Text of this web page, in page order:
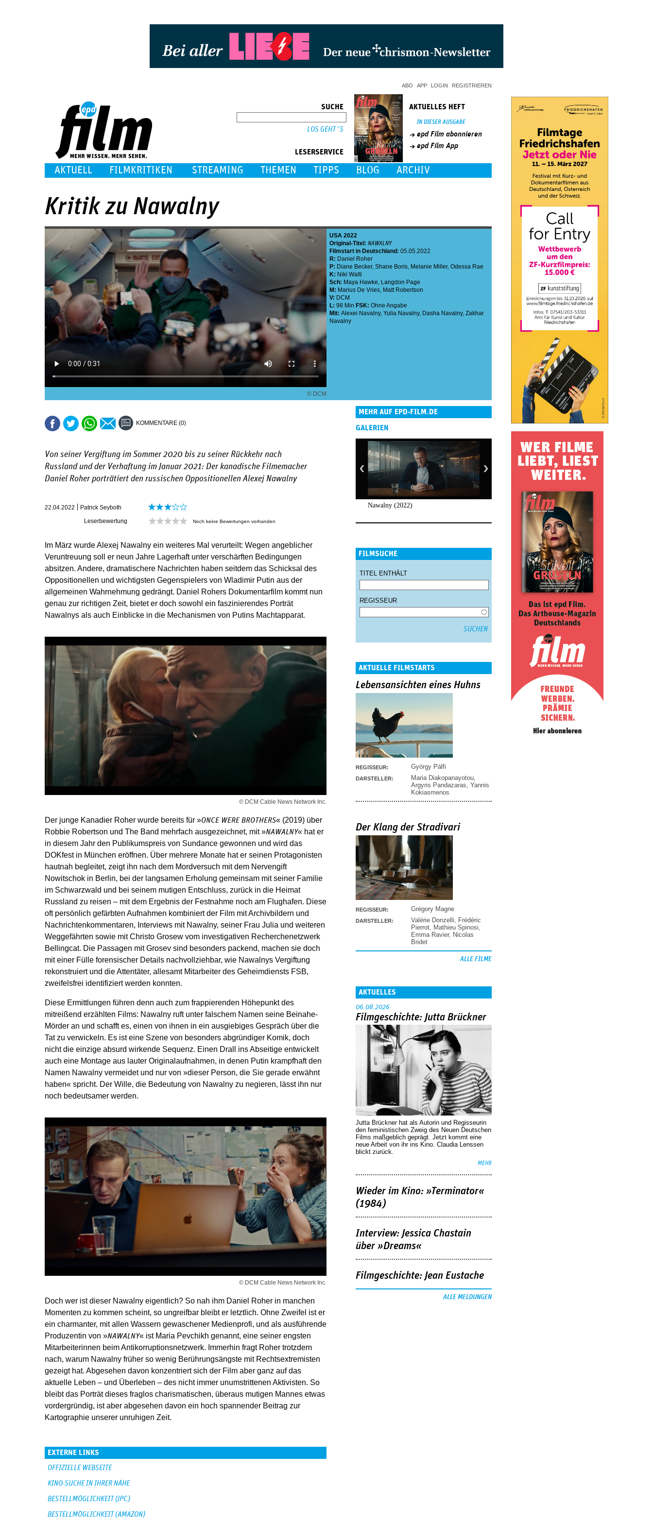
ABO APP LOGIN REGISTRIEREN
SUCHE
LESERSERVICE
AKTUELLES HEFT
IN DIESER AUSGABE
epd Film abonnieren
epd Film App
AKTUELL FILMKRITIKEN STREAMING THEMEN TIPPS BLOG ARCHIV
Kritik zu Nawalny
© DCM
USA 2022
Original-Titel: NAWALNY
Filmstart in Deutschland: 05.05.2022
R: Daniel Roher
P: Diane Becker, Shane Boris, Melanie Miller, Odessa Rae
K: Niki Walti
Sch: Maya Hawke, Langdon Page
M: Marius De Vries, Matt Robertson
V: DCM
L: 98 Min FSK: Ohne Angabe
Mit: Alexei Navalny, Yulia Navalny, Dasha Navalny, Zakhar
Navalny
KOMMENTARE (0)
Von seiner Vergiftung im Sommer 2020 bis zu seiner Rückkehr nach
Russland und der Verhaftung im Januar 2021: Der kanadische Filmemacher
Daniel Roher porträtiert den russischen Oppositionellen Alexej Nawalny
22.04.2022
Patrick Seyboth
Leserbewertung
Noch keine Bewertungen vorhanden
Im März wurde Alexej Nawalny ein weiteres Mal verurteilt: Wegen angeblicher
Veruntreuung soll er neun Jahre Lagerhaft unter verschärften Bedingungen
absitzen. Andere, dramatischere Nachrichten haben seitdem das Schicksal des
Oppositionellen und wichtigsten Gegenspielers von Wladimir Putin aus der
allgemeinen Wahrnehmung gedrängt. Daniel Rohers Dokumentarfilm kommt nun
genau zur richtigen Zeit, bietet er doch sowohl ein faszinierendes Porträt
Nawalnys als auch Einblicke in die Mechanismen von Putins Machtapparat.
© DCM Cable News Network Inc.
Der junge Kanadier Roher wurde bereits für »ONCE WERE BROTHERS« (2019) über
Robbie Robertson und The Band mehrfach ausgezeichnet, mit »NAWALNY« hat er
in diesem Jahr den Publikumspreis von Sundance gewonnen und wird das
DOKfest in München eröffnen. Über mehrere Monate hat er seinen Protagonisten
hautnah begleitet, zeigt ihn nach dem Mordversuch mit dem Nervengift
Nowitschok in Berlin, bei der langsamen Erholung gemeinsam mit seiner Familie
im Schwarzwald und bei seinem mutigen Entschluss, zurück in die Heimat
Russland zu reisen – mit dem Ergebnis der Festnahme noch am Flughafen. Diese
oft persönlich gefärbten Aufnahmen kombiniert der Film mit Archivbildern und
Nachrichtenkommentaren, Interviews mit Nawalny, seiner Frau Julia und weiteren
Weggefährten sowie mit Christo Grosew vom investigativen Recherchenetzwerk
Bellingcat. Die Passagen mit Grosev sind besonders packend, machen sie doch
mit einer Fülle forensischer Details nachvollziehbar, wie Nawalnys Vergiftung
rekonstruiert und die Attentäter, allesamt Mitarbeiter des Geheimdiensts FSB,
zweifelsfrei identifiziert werden konnten.
Diese Ermittlungen führen denn auch zum frappierenden Höhepunkt des
mitreißend erzählten Films: Nawalny ruft unter falschem Namen seine Beinahe-
Mörder an und schafft es, einen von ihnen in ein ausgiebiges Gespräch über die
Tat zu verwickeln. Es ist eine Szene von besonders abgründiger Komik, doch
nicht die einzige absurd wirkende Sequenz. Einen Drall ins Abseitige entwickelt
auch eine Montage aus lauter Originalaufnahmen, in denen Putin krampfhaft den
Namen Nawalny vermeidet und nur von »dieser Person, die Sie gerade erwähnt
haben« spricht. Der Wille, die Bedeutung von Nawalny zu negieren, lässt ihn nur
noch bedeutsamer werden.
© DCM Cable News Network Inc.
Doch wer ist dieser Nawalny eigentlich? So nah ihm Daniel Roher in manchen
Momenten zu kommen scheint, so ungreifbar bleibt er letztlich. Ohne Zweifel ist er
ein charmanter, mit allen Wassern gewaschener Medienprofi, und als ausführende
Produzentin von »NAWALNY« ist Maria Pevchikh genannt, eine seiner engsten
Mitarbeiterinnen beim Antikorruptionsnetzwerk. Immerhin fragt Roher trotzdem
nach, warum Nawalny früher so wenig Berührungsängste mit Rechtsextremisten
gezeigt hat. Abgesehen davon konzentriert sich der Film aber ganz auf das
aktuelle Leben – und Überleben – des nicht immer unumstrittenen Aktivisten. So
bleibt das Porträt dieses fraglos charismatischen, überaus mutigen Mannes etwas
vordergründig, ist aber abgesehen davon ein hoch spannender Beitrag zur
Kartographie unserer unruhigen Zeit.
EXTERNE LINKS
OFFIZIELLE WEBSEITE
KINO-SUCHE IN IHRER NÄHE
BESTELLMÖGLICHKEIT (JPC)
BESTELLMÖGLICHKEIT (AMAZON)
MEHR AUF EPD-FILM.DE
GALERIEN
Nawalny (2022)
FILMSUCHE
TITEL ENTHÄLT
REGISSEUR
AKTUELLE FILMSTARTS
Lebensansichten eines Huhns
REGISSEUR: György Pálfi
DARSTELLER: Maria Diakopanayotou
Argyris Pandazaras Yannis
Kokiasmenos
Der Klang der Stradivari
REGISSEUR: Grégory Magne
DARSTELLER: Valérie Donzelli
Frédéric
Pierrot Mathieu Spinosi
Emma Ravier, Nicolas
Bridet
ALLE FILME
AKTUELLES
06.08.2026
Filmgeschichte: Jutta Brückner
Jutta Brückner hat als Autorin und Regisseurin
den feministischen Zweig des Neuen Deutschen
Films maßgeblich geprägt. Jetzt kommt eine
neue Arbeit von ihr ins Kino. Claudia Lenssen
blickt zurück.
MEHR
Wieder im Kino: »Terminator«
(1984)
Interview: Jessica Chastain
über »Dreams«
Filmgeschichte: Jean Eustache
ALLE MELDUNGEN